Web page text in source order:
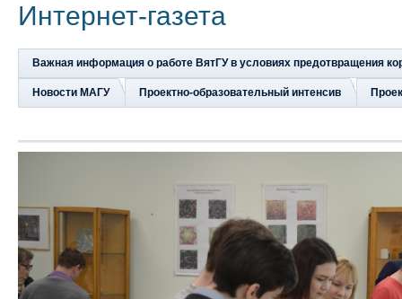
Интернет-газета
Важная информация о работе ВятГУ в условиях предотвращения
Новости МАГУ Проектно-образовательный интенсив